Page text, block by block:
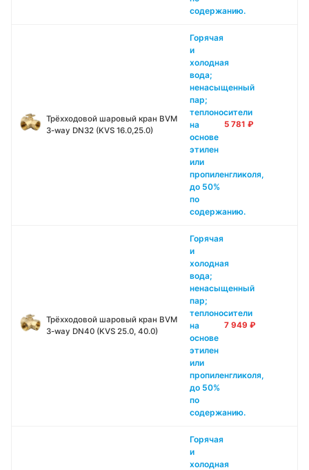
содержанию.
Трёхходовой шаровый кран BVM
3-way DN32 (KVS 16.0,25.0)
Горячая
и
холодная
вода;
ненасыщенный
пар;
теплоносители
на
основе
этилен
или
пропиленгликоля,
до 50%
по
содержанию.
5 781 ₽
Трёхходовой шаровый кран BVM
3-way DN40 (KVS 25.0, 40.0)
Горячая
и
холодная
вода;
ненасыщенный
пар;
теплоносители
на
основе
этилен
или
пропиленгликоля,
до 50%
по
содержанию.
7 949 ₽
Горячая
и
холодная